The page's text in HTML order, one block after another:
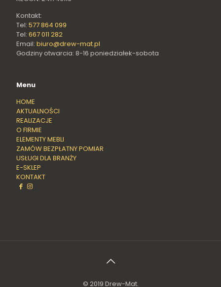
Kontakt:
Tel: 577 864 099
Tel: 667 011 282
Email: biuro@drew-mat.pl
Godziny otwarcia: 8-16 poniedziałek-sobota
Menu
HOME
AKTUALNOŚCI
REALIZACJE
O FIRMIE
ELEMENTY MEBLI
ZAMÓW BEZPŁATNY POMIAR
USŁUGI DLA BRANŻY
E-SKLEP
KONTAKT
© 2019 Drew-Mat.